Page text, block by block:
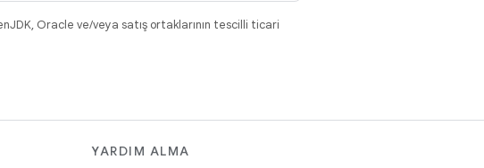
Oracle ve/veya satış ortaklarının tescilli ticari
YARDIM ALMA